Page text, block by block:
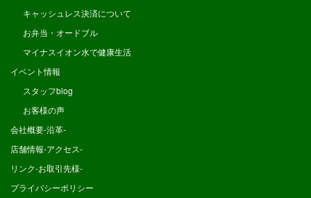
キャッシュレス決済について
お弁当・オードブル
マイナスイオン水で健康生活
イベント情報
スタッフblog
お客様の声
会社概要-沿革-
店舗情報-アクセス-
リンク-お取引先様-
プライバシーポリシー